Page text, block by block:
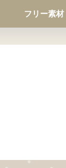
フリー素材